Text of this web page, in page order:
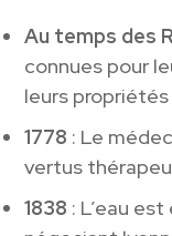
Au temps des
connues pour
leurs
1778 : Le
vertus
1838 : L’eau